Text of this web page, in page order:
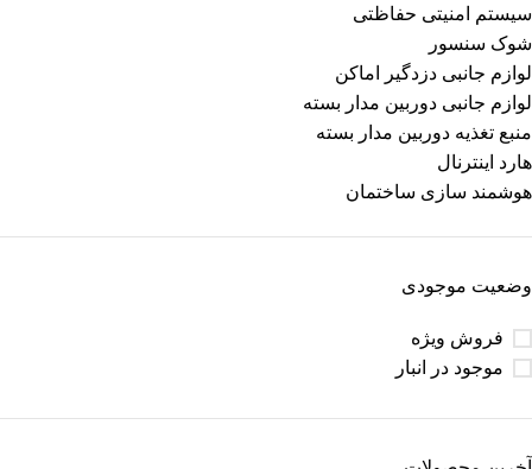
سیستم امنیتی حفاظتی
شوک سنسور
لوازم جانبی دزدگیر اماکن
لوازم جانبی دوربین مدار بسته
منبع تغذیه دوربین مدار بسته
هارد اینترنال
هوشمند سازی ساختمان
وضعیت موجودی
فروش ویژه
موجود در انبار